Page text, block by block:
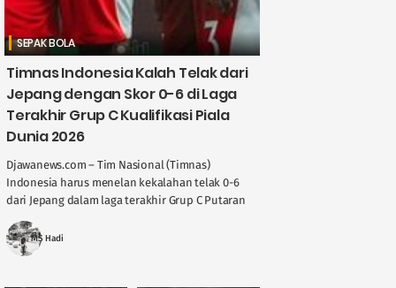
SEPAK BOLA
Timnas Indonesia Kalah Telak dari
Jepang dengan Skor 0-6 di Laga
Terakhir Grup C Kualifikasi Piala
Dunia 2026
Djawanews.com – Tim Nasional (Timnas)
Indonesia harus menelan kekalahan telak 0-6
dari Jepang dalam laga terakhir Grup C Putaran
Ketiga Kualifikasi Piala Dunia 2026 di Stadion
Suita, Selasa, 11 ....
MS Hadi